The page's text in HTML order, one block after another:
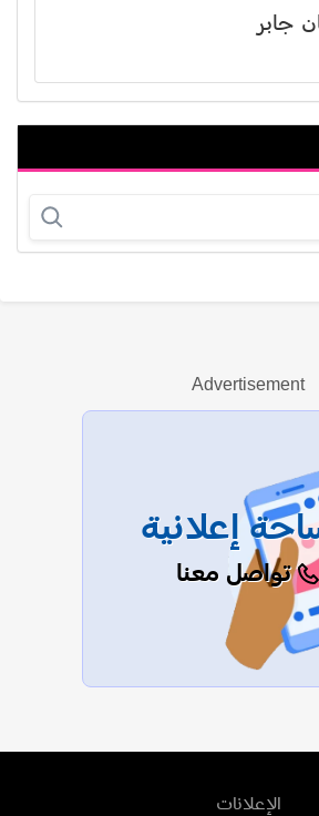
جابر
Advertisement
إعلانية
تواصل معنا
الإعلانات